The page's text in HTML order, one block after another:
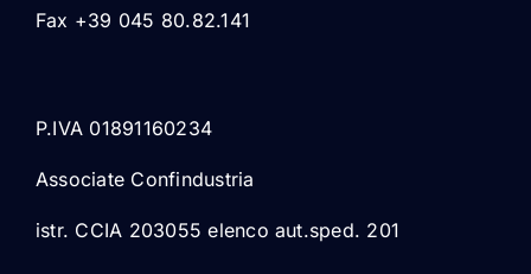
Fax +39 045 80.82.141
P.IVA 01891160234
Associate Confindustria
istr. CCIA 203055 elenco aut.sped. 201